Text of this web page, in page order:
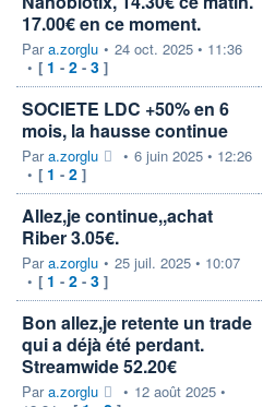
17.00€ en ce moment.
Para.zorglu • 24 oct. 2025 • 11:36
• [ 1 - 2 - 3 ]
SOCIETE LDC +50% en 6
mois, la hausse continue
Para.zorglu • 6 juin 2025 • 12:26
• [ 1 - 2 ]
Allez,je continue,,achat
Riber 3.05€.
Para.zorglu • 25 juil. 2025 • 10:07
• [ 1 - 2 - 3 ]
Bon allez,je retente un trade
qui a déjà été perdant.
Streamwide 52.20€
Para.zorglu • 12 août 2025 •